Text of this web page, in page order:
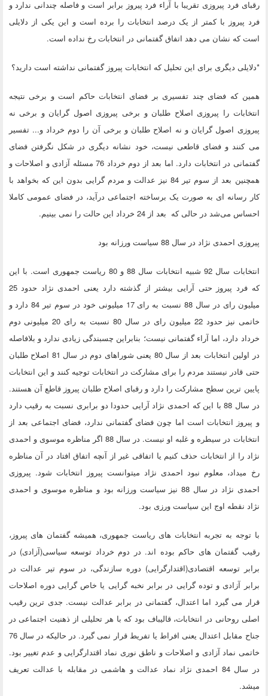
رقبای فرد پیروزی تقریبا با آراء فرد پیروز برابر است و فاصله چندانی ندارد و
فرد پیروز با کمتر از یک درصد انتخابات را برده است و این یکی از دلایلی
است که نشان می دهد اتفاق گفتمانی در انتخابات رخ نداده است.
*دلایلی دیگری برای این تحلیل که انتخابات پیروز گفتمانی نداشته است دارید؟
همین که فضای چند تفسیری بر فضای انتخابات حاکم است و برخی نتیجه
انتخابات را پیروزی اصلاح طلبان و برخی پیروزی اصول گرایان و برخی نه
پیروزی اصول گرایان و نه اصلاح طلبان و برخی آن را دوم خرداد و... تفسیر
می کنند و فضای قاطعی نیست، خود نشانه دیگری در شکل نگرفتن فضای
گفتمانی در انتخابات دارد. اما بعد از دوم خرداد 76 مسئله آزادی و اصلاحات و
همچنین بعد از سوم تیر 84 نیز عدالت و مردم گرایی بدون این که بخواهد با
کار رسانه ای به صورت یک برساخته اجتماعی درآید، در فضای عمومی کاملا
احساس می‌شد در حالی که بعد از 24 خرداد این حالت را نمی بینیم.
پیروزی احمدی نژاد در سال 88 سیاست ورزانه بود
انتخابات سال 92 شبیه انتخابات سال 88 و 80 ریاست جمهوری است. با این
که فرد پیروز حتی آرایی بیشتر از گذشته دارد یعنی احمدی نژاد حدود 25
میلیون رای در سال 88 نسبت به رای 17 میلیونی خود در سوم تیر 84 دارد و
خاتمی نیز حدود 22 میلیون رای در سال 80 نسبت به رای 20 میلیونی دوم
خرداد دارد، اما آراء گفتمانی نیست؛ بنابراین چسبندگی زیادی ندارد و بلافاصله
در اولین انتخابات بعد از سال 80 یعنی شوراهای دوم در سال 81 اصلاح طلبان
حتی قادر نیستند مردم را برای مشارکت در انتخابات توجیه کنند و این انتخابات
پایین ترین سطح مشارکت را دارد و رقبای اصلاح طلبان پیروز قاطع آن هستند.
در سال 88 با این که احمدی نژاد آرایی حدودا دو برابری نسبت به رقیب دارد
و پیروز انتخابات است اما چون فضای گفتمانی ندارد، فضای اجتماعی بعد از
انتخابات در سیطره و غلبه او نیست. در سال 88 اگر مناظره موسوی و احمدی
نژاد را از انتخابات حذف کنیم یا اتفاقی غیر از آنچه اتفاق افتاد در آن مناظره
رخ میداد، معلوم نبود احمدی نژاد میتوانست پیروز انتخابات شود. پیروزی
احمدی نژاد در سال 88 نیز سیاست ورزانه بود و مناظره موسوی و احمدی
نژاد نقطه اوج این سیاست ورزی بود.
با توجه به تجربه انتخابات های ریاست جمهوری، همیشه گفتمان های پیروز،
رقیب گفتمان های حاکم بوده اند. در دوم خرداد توسعه سیاسی(آزادی) در
برابر توسعه اقتصادی(اقتدارگرایی) دوره سازندگی، در سوم تیر عدالت در
برابر آزادی و توده گرایی در برابر نخبه گرایی یا خاص گرایی دوره اصلاحات
قرار می گیرد اما اعتدال، گفتمانی در برابر عدالت نیست. جدی ترین رقیب
اصلی روحانی در انتخابات، قالیباف بود که با هر تحلیلی از ذهنیت اجتماعی در
جناح مقابل اعتدال یعنی افراط یا تفریط قرار نمی گیرد. در حالیکه در سال 76
خاتمی نماد آزادی و اصلاحات و ناطق نوری نماد اقتدارگرایی و عدم تغییر بود.
در سال 84 احمدی نژاد نماد عدالت و هاشمی در مقابله با عدالت تعریف
میشد.